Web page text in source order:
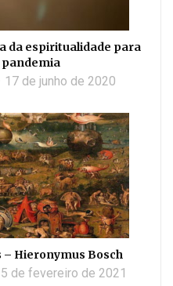
da espiritualidade para
17 de junho de 2020
Hieronymus Bosch
de fevereiro de 2021